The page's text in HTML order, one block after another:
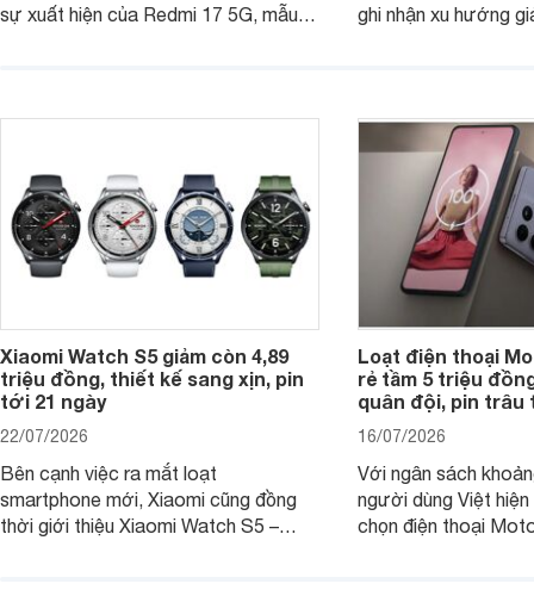
sự xuất hiện của Redmi 17 5G, mẫu
ghi nhận xu hướng
Xiaomi Watch S5 giảm còn 4,89
triệu đồng, thiết kế sang xịn, pin
tới 21 ngày
22/07/2026
Bên cạnh việc ra mắt loạt
smartphone mới, Xiaomi cũng đồng
thời giới thiệu Xiaomi Watch S5 –
Loạt điện thoại
rẻ tầm 5 triệu
quân đội, pin trâu
16/07/2026
Với ngân sách
người dùng Việt
chọn điện thoại